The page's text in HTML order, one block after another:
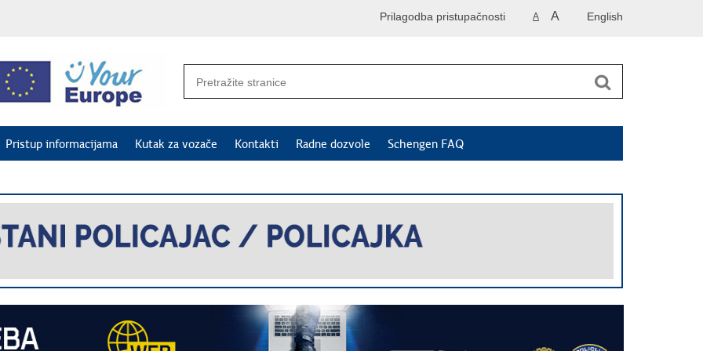
English
A A
Prilagodba pristupačnosti
Pristup informacijama Kutak za vozače Kontakti Radne dozvole Schengen FAQ